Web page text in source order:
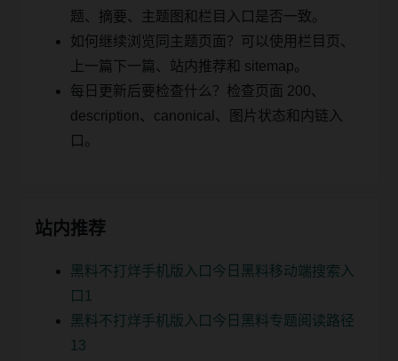
题、摘要、主题图和栏目入口是否一致。
如何继续浏览同主题页面？可以使用栏目页、
上一篇下一篇、站内推荐和 sitemap。
每日更新后要检查什么？检查页面 200、
description、canonical、图片状态和内链入
口。
站内推荐
黑料不打烊手机版入口今日黑料移动端搜索入
口1
黑料不打烊手机版入口今日黑料专题阅读路径
13